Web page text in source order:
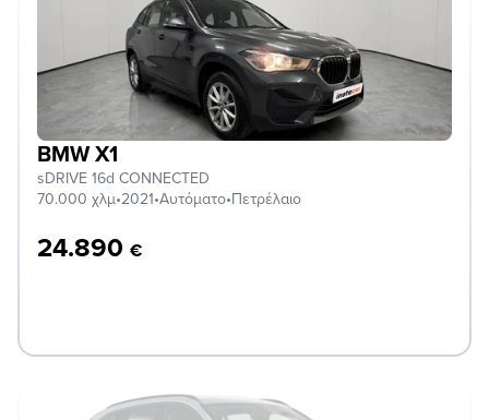
BMW X1
sDRIVE 16d CONNECTED
70.000 χλμ•2021•Αυτόματο•Πετρέλαιο
24.890 €